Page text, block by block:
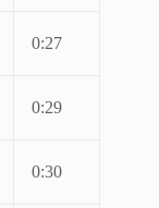
0:27
0:29
0:30